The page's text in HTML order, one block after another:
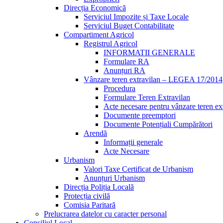
Direcția Economică
Serviciul Impozite și Taxe Locale
Serviciul Buget Contabilitate
Compartiment Agricol
Registrul Agricol
INFORMATII GENERALE
Formulare RA
Anunțuri RA
Vânzare teren extravilan – LEGEA 17/2014
Procedura
Formulare Teren Extravilan
Acte necesare pentru vânzare teren
Documente preemptori
Documente Potențiali Cumpărători
Arendă
Informații generale
Acte Necesare
Urbanism
Valori Taxe Certificat de Urbanism
Anunțuri Urbanism
Direcția Poliția Locală
Protecția civilă
Comisia Paritară
Prelucrarea datelor cu caracter personal